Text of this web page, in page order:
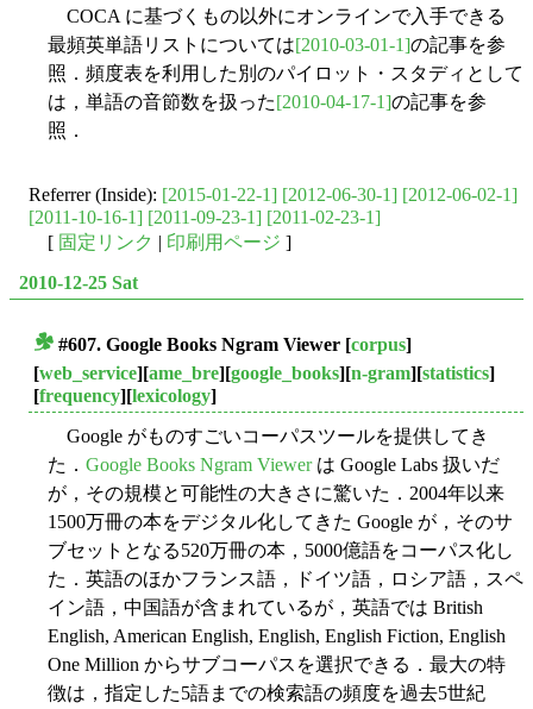
COCA に基づくもの以外にオンラインで入手できる
最頻英単語リストについては[2010-03-01-1]の記事を参
照．頻度表を利用した別のパイロット・スタディとして
は，単語の音節数を扱った[2010-04-17-1]の記事を参
照．
Referrer (Inside): [2015-01-22-1] [2012-06-30-1] [2012-06-02-1]
[2011-10-16-1] [2011-09-23-1] [2011-02-23-1]
[ 固定リンク | 印刷用ページ ]
2010-12-25 Sat
#607. Google Books Ngram Viewer [corpus]
[web_service][ame_bre][google_books][n-gram][statistics]
[frequency][lexicology]
Google がものすごいコーパスツールを提供してき
た． Google Books Ngram Viewerは Google Labs 扱いだ
が，その規模と可能性の大きさに驚いた．2004年以来
1500万冊の本をデジタル化してきた Google が，そのサ
ブセットとなる520万冊の本，5000億語をコーパス化し
た．英語のほかフランス語，ドイツ語，ロシア語，スペ
イン語，中国語が含まれているが，英語では British
English, American English, English, English Fiction, English
One Million からサブコーパスを選択できる．最大の特
徴は，指定した5語までの検索語の頻度を過去5世紀